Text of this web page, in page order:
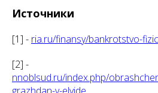
Источники
[1] - ria.ru/finansy/bankrotstvo-
[2] -
nnoblsud.ru/index.php/